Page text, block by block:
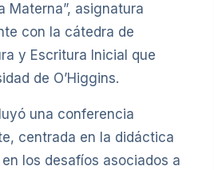
Materna”, asignatura
con la cátedra de
y Escritura Inicial que
de O’Higgins.
una conferencia
centrada en la didáctica
los desafíos asociados a